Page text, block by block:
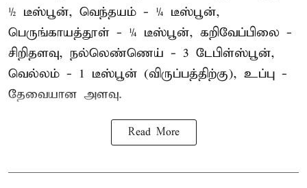
½ டீஸ்பூன், வெந்தயம் - ¼ டீஸ்பூன்,
பெருங்காயத்தூள் - ¼ டீஸ்பூன், கறிவேப்பிலை -
சிறிதளவு, நல்லெண்ணெய் - 3 டேபிள்ஸ்பூன்,
வெல்லம் - 1 டீஸ்பூன் (விருப்பத்திற்கு), உப்பு -
தேவையான அளவு.
Read More